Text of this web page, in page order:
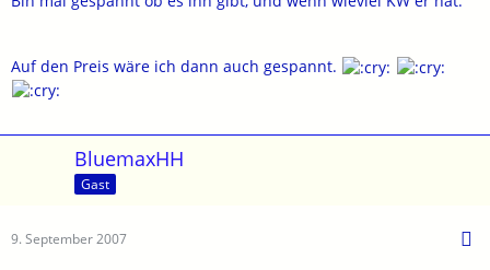
Auf den Preis wäre ich dann auch gespannt.
BluemaxHH
Gast
9. September 2007